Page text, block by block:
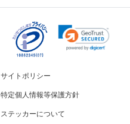
サイトポリシー
特定個人情報等保護方針
ステッカーについて